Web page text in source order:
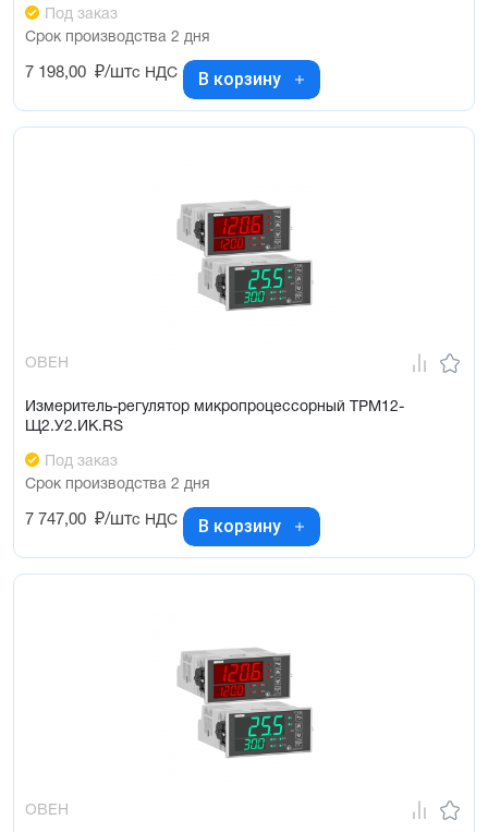
Под заказ
Срок производства 2 дня
7 198,00 ₽/штс НДС В корзину
ОВЕН
Измеритель-регулятор микропроцессорный ТРМ12-
Щ2.У2.ИК.RS
Под заказ
Срок производства 2 дня
7 747,00 ₽/штс НДС В корзину
ОВЕН